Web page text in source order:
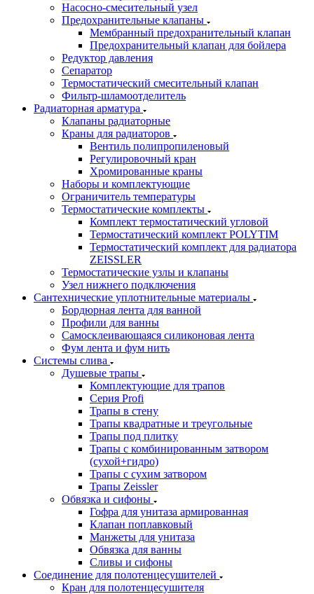
Насосно-смесительный узел
Предохранительные клапаны
Мембранный предохранительный клапан
Предохранительный клапан для бойлера
Редуктор давления
Сепаратор
Термостатический смесительный клапан
Фильтр-шламоотделитель
Радиаторная арматура
Клапаны радиаторные
Краны для радиаторов
Вентиль полипропиленовый
Регулировочный кран
Хромированные краны
Наборы и комплектующие
Ограничитель температуры
Термостатические комплекты
Комплект термостатический угловой
Термостатический комплект POLYTIM
Термостатический комплект для радиатора
ZEISSLER
Термостатические узлы и клапаны
Узел нижнего подключения
Сантехнические уплотнительные материалы
Бордюрная лента для ванной
Профили для ванны
Самосклеивающаяся силиконовая лента
Фум лента и фум нить
Системы слива
Душевые трапы
Комплектующие для трапов
Серия Profi
Трапы в стену
Трапы квадратные и треугольные
Трапы под плитку
Трапы с комбинированным затвором
(сухой+гидро)
Трапы с сухим затвором
Трапы Zeissler
Обвязка и сифоны
Гофра для унитаза армированная
Клапан поплавковый
Манжеты для унитаза
Обвязка для ванны
Сливы и сифоны
Соединение для полотенцесушителей
Кран для полотенцесушителя